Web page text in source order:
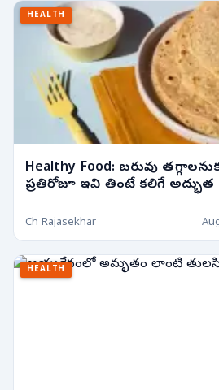
HEALTH
Healthy Food: బరువు
ప్రతిరోజూ ఇవి తింటే కలిగే
Ch Rajasekhar
HEALTH